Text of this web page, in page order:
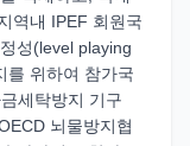
역내 IPEF 회원국
성(level playing
를 위하여 참가국
세탁방지 기구
뇌물방지협